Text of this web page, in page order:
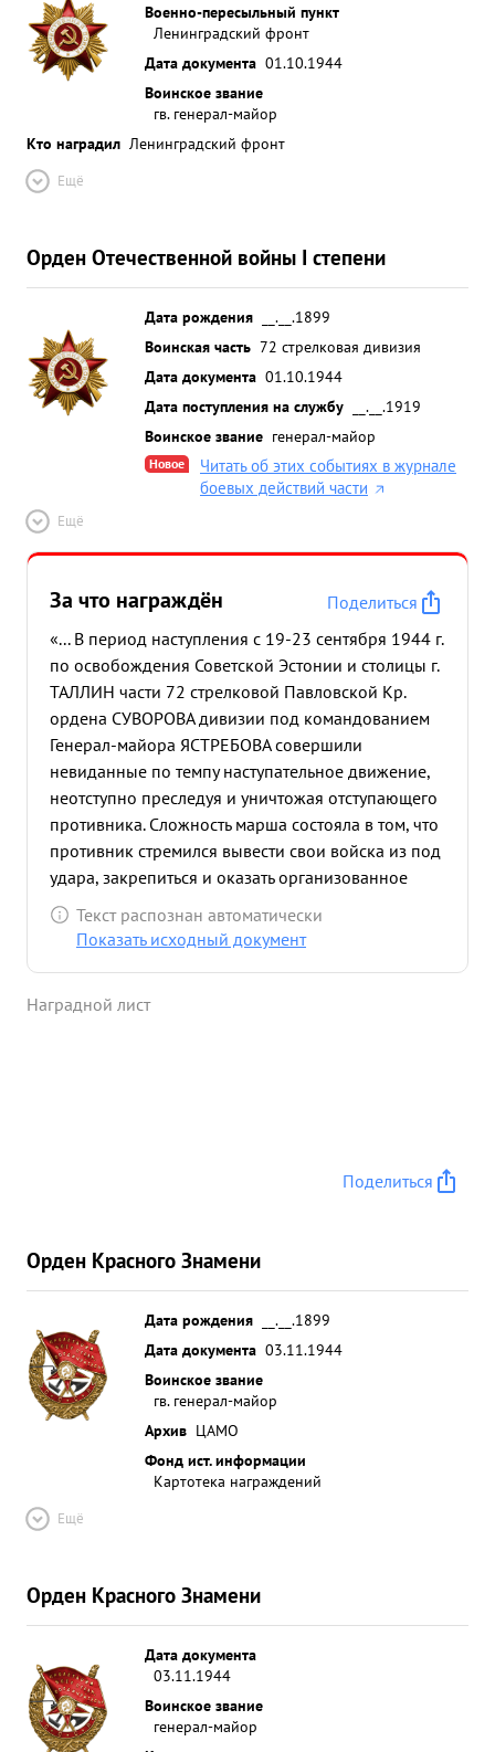
Военно-пересыльный пункт
Ленинградский фронт
Дата документа 01.10.1944
Воинское звание
гв. генерал-майор
Кто наградил Ленинградский фронт
Ещё
Орден Отечественной войны I степени
Дата рождения
__.__.1899
Воинская часть 72 стрелковая дивизия
Дата документа 01.10.1944
Дата поступления на службу
__.__.1919
Воинское звание генерал-майор
Новое
Читать об этих событиях в журнале
боевых действий части
Ещё
За что награждён
Поделиться
«... В период наступления с 19-23 сентября 1944 г.
по освобождения Советской Эстонии и столицы г.
ТАЛЛИН части 72 стрелковой Павловской Кр.
ордена СУВОРОВА дивизии под командованием
Генерал-майора ЯСТРЕБОВА совершили
невиданные по темпу наступательное движение,
неотступно преследуя и уничтожая отступающего
противника. Сложность марша состояла в том, что
противник стремился вывести свои войска из под
удара, закрепиться и оказать организованное
сопротивление но Генерал-майор ЯСТРЕБОВ,
применив танковые десанты, лишил противника
провел операцию по преследова нию, правильно
Советской Эстонии и важным портом гор.
Текст распознан автоматически
Показать исходный документ
Наградной лист
Поделиться
Орден Красного Знамени
Дата рождения
__.__.1899
Дата документа 03.11.1944
Воинское звание
гв. генерал-майор
Архив ЦАМО
Фонд ист. информации
Картотека награждений
Ещё
Орден Красного Знамени
Дата документа
03.11.1944
Воинское звание
генерал-майор